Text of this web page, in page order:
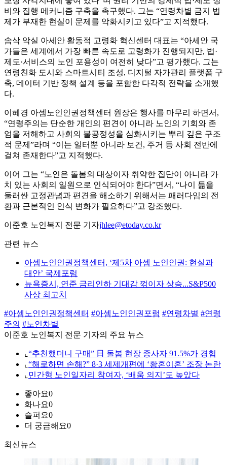
비와 집행 메커니즘 구축을 촉구했다. 그는 “연령차별 금지 법
제가 부재한 현실이 문제를 악화시키고 있다”고 지적했다.
솜삭 악실 아세안 활동적 고령화 혁신센터 대표는 “아세안 국
가들은 세계에서 가장 빠른 속도로 고령화가 진행되지만, 법·
제도·서비스의 노인 포용성이 여전히 낮다”고 평가했다. 그는
연령친화 도시와 스마트시티 조성, 디지털 자가관리 플랫폼 구
축, 데이터 기반 정책 설계 등을 포함한 다각적 전략을 소개했
다.
이혜경 아셈노인인권정책센터 원장은 행사를 마무리 하면서,
“연령주의는 단순한 개인의 편견이 아니라 노인의 기회와 존
엄을 저해하고 사회의 불공정성을 심화시키는 뿌리 깊은 구조
적 문제”라며 “이는 일터뿐 아니라 보건, 주거 등 사회 전반에
걸쳐 존재한다”고 지적했다.
이어 그는 “노인은 돌봄의 대상이자 취약한 집단이 아니라 가
치 있는 사회의 일원으로 인식되어야 한다”면서, “나이 듦을
둘러싼 고정관념과 편견을 해소하기 위해서는 패러다임의 전
환과 근본적인 인식 변화가 필요하다”고 강조했다.
이준호 노인복지 전문 기자jhlee@etoday.co.kr
관련 뉴스
아셈노인인권정책센터, ‘제5차 아셈 노인인권: 현실과
대안’ 국제포럼
뉴욕증시, 연준 금리인하 기대감 꺾이자 상승...S&P500
사상 최고치
#아셈노인인권정책센터 #아셈노인인권포럼 #연령차별 #연령
주의 #노인차별
이준호 노인복지 전문 기자의 주요 뉴스
⌞ “추천했더니 구매” 日 돌봄 현장 종사자 91.5%가 경험
⌞ “해로하면 손해?” 8·3 세제개편에 ‘황혼이혼’ 조장 논란
⌞ 민간형 노인일자리 참여자, ‘배움 의지’도 높았다
좋아요0
화나요0
슬퍼요0
더 궁금해요0
최신뉴스